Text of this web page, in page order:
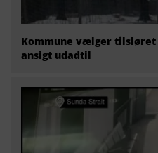
Kommune vælger
ansigt udadtil